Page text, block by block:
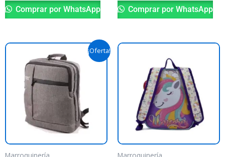
Comprar por WhatsApp Comprar por WhatsApp
¡Oferta!
El
precio
original
$ 67.500,00.
El
precio
actual